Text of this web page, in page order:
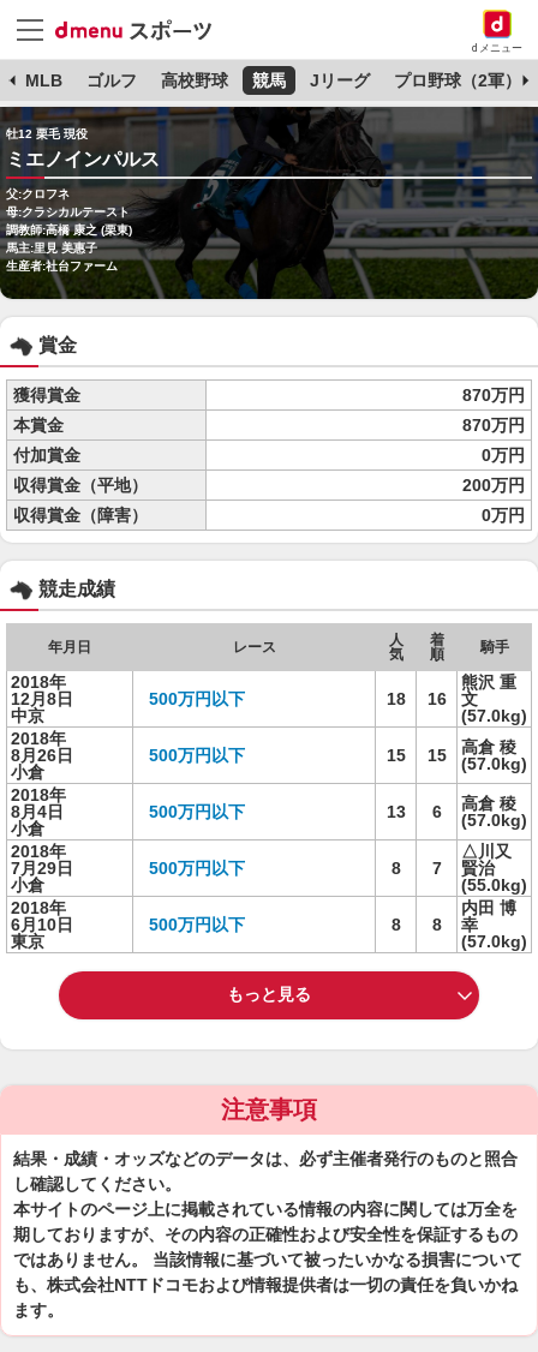
dメニュー
MLB ゴルフ 高校野球 競馬 Jリーグ プロ野球（2軍）
牡12 栗毛 現役
ミエノインパルス
父:クロフネ
母:クラシカルテースト
調教師:高橋 康之 (栗東)
馬主:里見 美惠子
生産者:社台ファーム
賞金
獲得賞金
870万円
本賞金
870万円
付加賞金
0万円
収得賞金（平地）
200万円
収得賞金（障害）
0万円
競走成績
年月日 レース
人
気
着
順
騎手
2018年
12月8日
中京
500万円以下 18 16
熊沢 重
文
(57.0kg)
2018年
8月26日
小倉
500万円以下 15 15
高倉 稜
(57.0kg)
2018年
8月4日
小倉
500万円以下 13 6
高倉 稜
(57.0kg)
2018年
7月29日
小倉
500万円以下 8 7
△川又
賢治
(55.0kg)
2018年
6月10日
東京
500万円以下 8 8
内田 博
幸
(57.0kg)
もっと見る
注意事項
結果・成績・オッズなどのデータは、必ず主催者発行のものと照合
し確認してください。
本サイトのページ上に掲載されている情報の内容に関しては万全を
期しておりますが、その内容の正確性および安全性を保証するもの
ではありません。 当該情報に基づいて被ったいかなる損害について
も、株式会社NTTドコモおよび情報提供者は一切の責任を負いかね
ます。